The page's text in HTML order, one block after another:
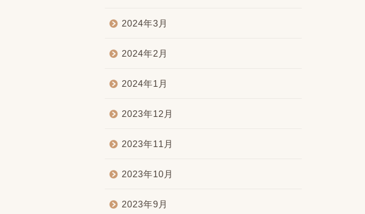
2024年3月
2024年2月
2024年1月
2023年12月
2023年11月
2023年10月
2023年9月